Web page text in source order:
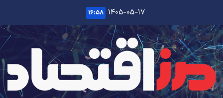
content
۱۴۰۵-۰۵-۱۷ ۱۶:۵۸